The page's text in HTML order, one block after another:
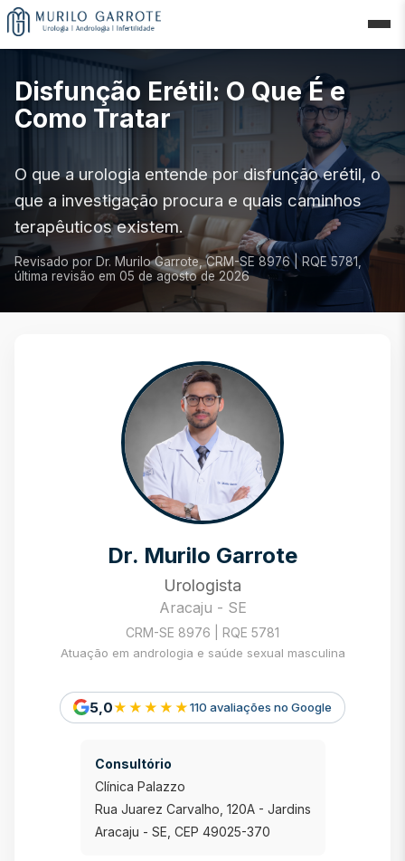
Disfunção Erétil: O Que É e
Como Tratar
O que a urologia entende por disfunção erétil, o
que a investigação procura e quais caminhos
terapêuticos existem.
Revisado por Dr. Murilo Garrote, CRM-SE 8976 | RQE 5781,
última revisão em 05 de agosto de 2026
Dr. Murilo Garrote
Urologista
Aracaju - SE
CRM-SE 8976 | RQE 5781
Atuação em andrologia e saúde sexual masculina
5,0★★★★★110 avaliações no Google
Consultório
Clínica Palazzo
Rua Juarez Carvalho, 120A - Jardins
Aracaju - SE, CEP 49025-370